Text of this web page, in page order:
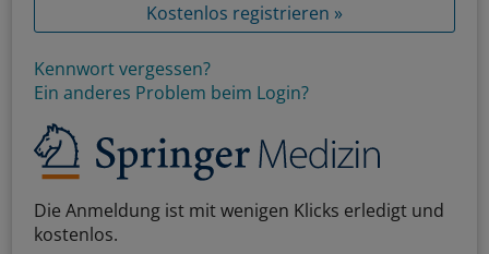
Kostenlos registrieren »
Kennwort vergessen?
Ein anderes Problem beim Login?
Die Anmeldung ist mit wenigen Klicks erledigt und
kostenlos.